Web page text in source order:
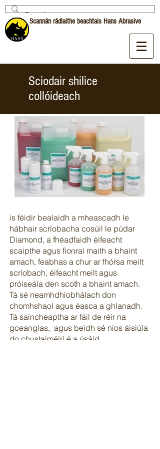
Scannán rádlaithe beachtais Hans Abrasive
Sciodair shilice
collóideach
is féidir bealaidh a mheascadh le
hábhair scríobacha cosúil le púdar
Diamond, a fhéadfaidh éifeacht
scaipthe agus fionraí maith a bhaint
amach, feabhas a chur ar fhórsa meilt
scríobach, éifeacht meilt agus
próiseála den scoth a bhaint amach.
Tá sé neamhdhíobhálach don
chomhshaol agus éasca a ghlanadh.
Tá saincheaptha ar fáil de réir na
gceanglas, agus beidh sé níos áisiúla
do chustaiméirí é a úsáid.